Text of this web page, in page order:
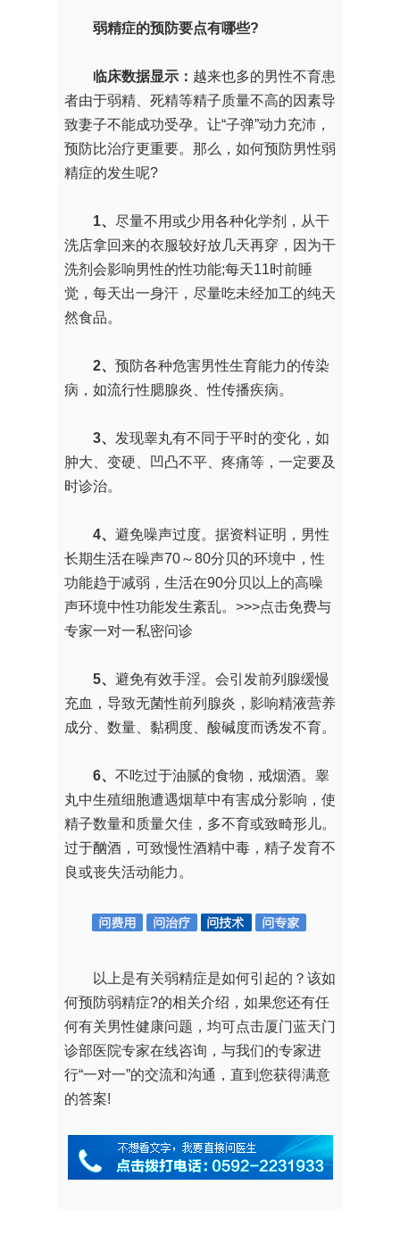
弱精症的预防要点有哪些?
临床数据显示： 越来也多的男性不育患
者由于弱精、死精等精子质量不高的因素导
致妻子不能成功受孕。让“子弹”动力充沛，
预防比治疗更重要。那么，如何预防男性弱
精症的发生呢?
1、 尽量不用或少用各种化学剂，从干
洗店拿回来的衣服较好放几天再穿，因为干
洗剂会影响男性的性功能;每天11时前睡
觉，每天出一身汗，尽量吃未经加工的纯天
然食品。
2、 预防各种危害男性生育能力的传染
病，如流行性腮腺炎、性传播疾病。
3、 发现睾丸有不同于平时的变化，如
肿大、变硬、凹凸不平、疼痛等，一定要及
时诊治。
4、 避免噪声过度。据资料证明，男性
长期生活在噪声70～80分贝的环境中，性
功能趋于减弱，生活在90分贝以上的高噪
声环境中性功能发生紊乱。 >>>点击免费与
专家一对一私密问诊
5、 避免有效手淫。会引发前列腺缓慢
充血，导致无菌性前列腺炎，影响精液营养
成分、数量、黏稠度、酸碱度而诱发不育。
6、 不吃过于油腻的食物，戒烟酒。睾
丸中生殖细胞遭遇烟草中有害成分影响，使
精子数量和质量欠佳，多不育或致畸形儿。
过于酗酒，可致慢性酒精中毒，精子发育不
良或丧失活动能力。
以上是有关弱精症是如何引起的？该如
何预防弱精症?的相关介绍，如果您还有任
何有关男性健康问题，均可点击厦门蓝天门
诊部医院专家在线咨询，与我们的专家进
行“一对一”的交流和沟通，直到您获得满意
的答案!